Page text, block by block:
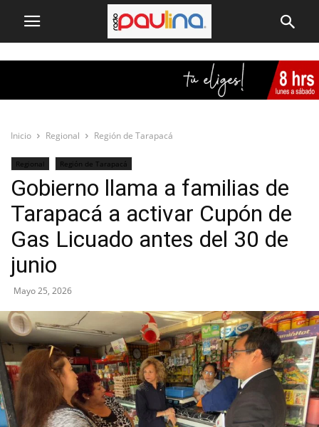
Inicio Regional Región de Tarapacá
Regional Región de Tarapacá
Gobierno llama a familias de
Tarapacá a activar Cupón de
Gas Licuado antes del 30 de
junio
Mayo 25, 2026